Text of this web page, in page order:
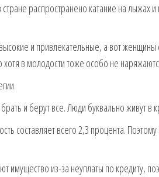
распространено катание на
и привлекательные, а вот женщины
хотя в молодости тоже особо не
и берут все. Люди буквально живут в
составляет всего 2,3 процента.
имущество из-за неуплаты по кредиту,